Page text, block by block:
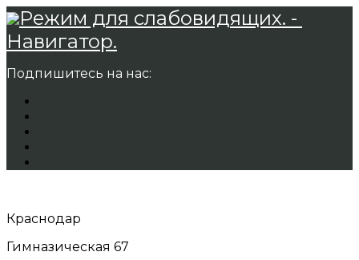
Режим для слабовидящих. -
Навигатор.
Подпишитесь на нас:
Краснодар
Гимназическая 67